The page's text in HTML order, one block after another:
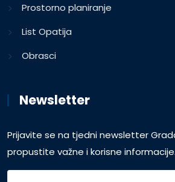
Prostorno planiranje
List Opatija
Obrasci
Newsletter
Prijavite se na tjedni newsletter
propustite važne i korisne informacije.